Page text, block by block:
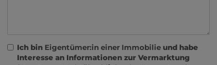
Ich bin Eigentümer:in einer Immobilie und habe
Interesse an Informationen zur Vermarktung